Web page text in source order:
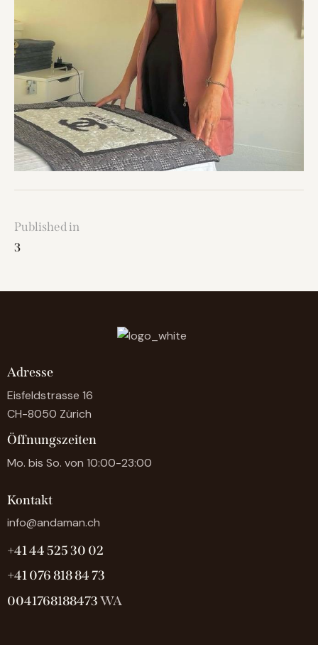
Published in
3
Adresse
Eisfeldstrasse 16
CH-8050 Zürich
Öffnungszeiten
Mo. bis So. von 10:00-23:00
Kontakt
info@andaman.ch
+41 44 525 30 02
+41 076 818 84 73
0041768188473WA